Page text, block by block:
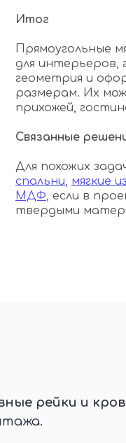
Итог
Прямоугольные
для интерьеров,
геометрия и
размерам. Их
прихожей,
Связанные
Для похожих
спальни, мягкие
МДФ, если в
твердыми
рейки и